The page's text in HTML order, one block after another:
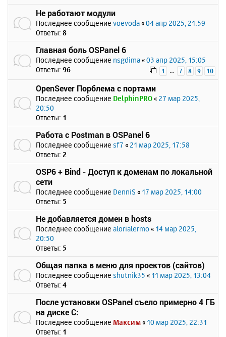
Не работают модули
Последнее сообщение voevoda «04 апр 2025, 21:59
Ответы: 8
Главная боль OSPanel 6
Последнее сообщение nsgdima «03 апр 2025, 15:05
Ответы: 96 1 … 7 8 9 10
OpenSever Порблема с портами
Последнее сообщение DelphinPRO « 27 мар 2025,
20:50
Ответы: 1
Работа с Postman в OSPanel 6
Последнее сообщение sf7 « 21 мар 2025, 17:58
Ответы: 2
OSP6 + Bind - Доступ к доменам по локальной
сети
Последнее сообщение DenniS « 17 мар 2025, 14:00
Ответы: 5
Не добавляется домен в hosts
Последнее сообщение alorialermo « 14 мар 2025,
20:50
Ответы: 5
Общая папка в меню для проектов (сайтов)
Последнее сообщение shutnik35 « 11 мар 2025, 13:04
Ответы: 4
После установки OSPanel съело примерно 4 ГБ
на диске C:
Последнее сообщение Максим « 10 мар 2025, 22:31
Ответы: 1